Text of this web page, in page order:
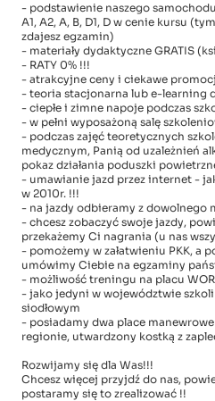
- podstawienie naszego
A1, A2, A, B, D1, D w cenie kursu
zdajesz egzamin)
- materiały dydaktyczne GRATIS
- RATY 0% !!!
- atrakcyjne ceny i ciekawe
- teoria stacjonarna lub e-learning
- ciepłe i zimne napoje podczas
- w pełni wyposażoną salę
- podczas zajęć teoretycznych
medycznym, Panią od uzależnień
pokaz działania poduszki
- umawianie jazd przez internet -
w 2010r. !!!
- na jazdy odbieramy z dowolnego
- chcesz zobaczyć swoje jazdy,
przekażemy Ci nagrania (u nas
- pomożemy w załatwieniu PKK, a
umówimy Ciebie na egzaminy
- możliwość treningu na placu
- jako jedyni w województwie
siodłowym
- posiadamy dwa place
regionie, utwardzony kostką z
Rozwijamy się dla Was!!!
Chcesz więcej przyjdź do nas,
postaramy się to zrealizować !!